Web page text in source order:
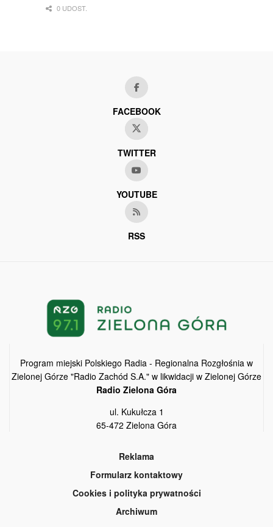
0 UDOST.
FACEBOOK
TWITTER
YOUTUBE
RSS
Program miejski Polskiego Radia - Regionalna Rozgłośnia w
Zielonej Górze "Radio Zachód S.A." w likwidacji w Zielonej Górze
Radio Zielona Góra
ul. Kukułcza 1
65-472 Zielona Góra
Reklama
Formularz kontaktowy
Cookies i polityka prywatności
Archiwum